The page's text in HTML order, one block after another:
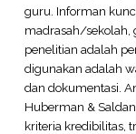
guru. Informan
madrasah/sekolah,
penelitian adalah
digunakan adalah
dan dokumentasi.
Huberman &
kriteria kredibilitas,